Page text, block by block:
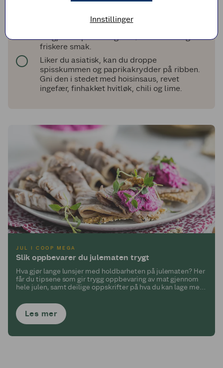
friskere smak.
Liker du asiatisk, kan du droppe
spisskummen og paprikakrydder på ribben.
Gni den i stedet med hoisinsaus, revet
ingefær, finhakket hvitløk, chili og lime.
JUL I COOP MEGA
Slik oppbevarer du julematen trygt
Hva gjør lange lunsjer med holdbarheten på julematen? Her
får du tipsene som gir trygg oppbevaring av mat gjennom
hele julen, samt deilige oppskrifter på hva du kan lage med
Les mer
Innstillinger